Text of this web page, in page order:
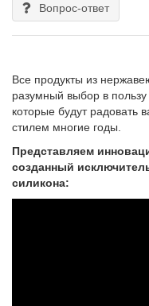
Вопрос-ответ
Все продукты из
разумный выбор в
которые будут радовать
стилем многие годы.
Представляем
созданный
силикона: